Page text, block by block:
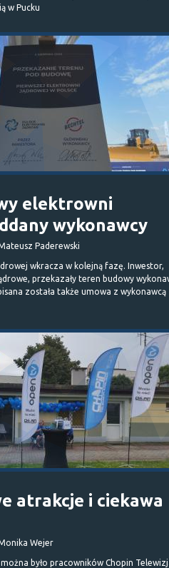
w Pucku
elektrowni
wykonawcy
Paderewski
wkracza w kolejną fazę. Inwestor,
przekazały teren budowy
została także umowa z wykonawcą
atrakcje i ciekawa
Wejer
było pracowników Chopin